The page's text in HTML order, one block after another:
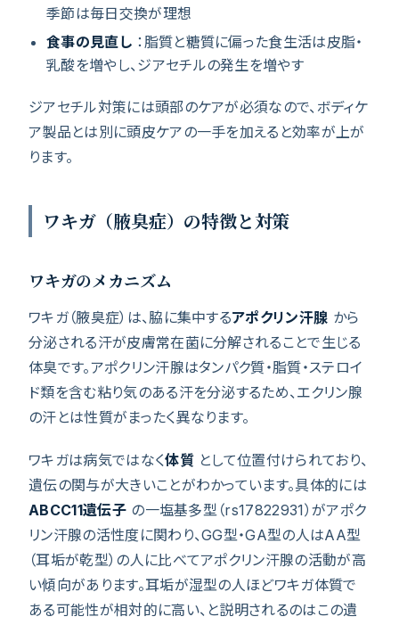
季節は毎日交換が理想
食事の見直し：脂質と糖質に偏った食生活は皮脂・
乳酸を増やし、ジアセチルの発生を増やす
ジアセチル対策には頭部のケアが必須なので、ボディケ
ア製品とは別に頭皮ケアの一手を加えると効率が上が
ります。
ワキガ（腋臭症）の特徴と対策
ワキガのメカニズム
ワキガ（腋臭症）は、脇に集中するアポクリン汗腺 から
分泌される汗が皮膚常在菌に分解されることで生じる
体臭です。アポクリン汗腺はタンパク質・脂質・ステロイ
ド類を含む粘り気のある汗を分泌するため、エクリン腺
の汗とは性質がまったく異なります。
ワキガは病気ではなく体質として位置付けられており、
遺伝の関与が大きいことがわかっています。具体的には
ABCC11遺伝子の一塩基多型（rs17822931）がアポク
リン汗腺の活性度に関わり、GG型・GA型の人はAA型
（耳垢が乾型）の人に比べてアポクリン汗腺の活動が高
い傾向があります。耳垢が湿型の人ほどワキガ体質で
ある可能性が相対的に高い、と説明されるのはこの遺